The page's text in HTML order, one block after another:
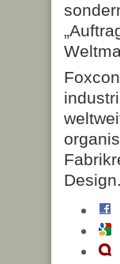
Design.